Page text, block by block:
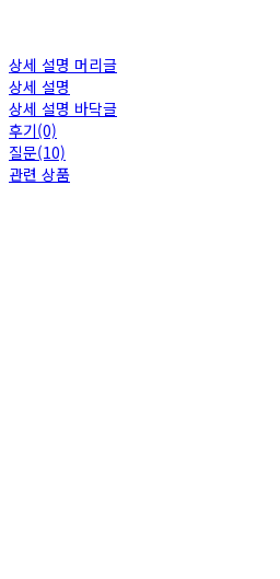
상세 설명 머리글
상세 설명
상세 설명 바닥글
후기(0)
질문(10)
관련 상품